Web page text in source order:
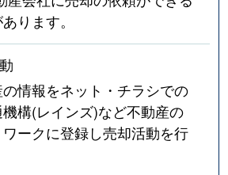
ります。
情報をネット・チラシでの
構(レインズ)など不動産の
ークに登録し売却活動を行